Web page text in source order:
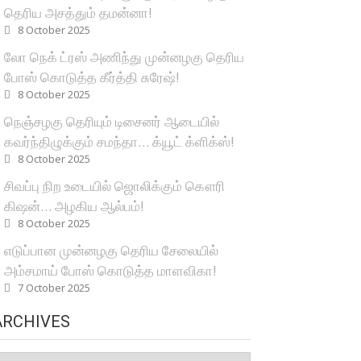
தெரிய அசத்தும் தமன்னா!
8 October 2025
லோ நெக் ட்ரஸ் அணிந்து முன்னழகு தெரிய
போஸ் கொடுத்த கீர்த்தி சுரேஷ்!
8 October 2025
நெஞ்சழகு தெரியும் டிசைனர் ஆடையில்
கவர்ந்திழுக்கும் சமந்தா… க்யூட் க்ளிக்ஸ்!
8 October 2025
சிவப்பு நிற உடையில் ஜொலிக்கும் கௌரி
கிஷன்… அழகிய ஆல்பம்!
8 October 2025
எடுப்பான முன்னழகு தெரிய சேலையில்
அம்சமாய் போஸ் கொடுத்த மாளவிகா!
7 October 2025